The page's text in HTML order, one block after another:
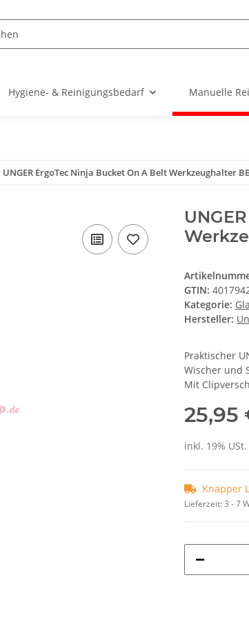
Hygiene- & Reinigungsbedarf Manuelle
UNGER ErgoTec Ninja Bucket On A Belt Werkzeughalter
GTIN:
Kategorie:
Hersteller:
Praktischer
Wischer und
Mit
25,95
inkl. 19% USt.
Knapper
Lieferzeit:3 - 7